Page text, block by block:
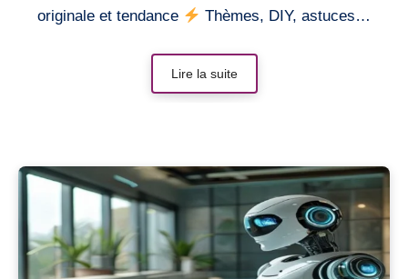
originale et tendance
Thèmes, DIY, astuces…
Lire la suite